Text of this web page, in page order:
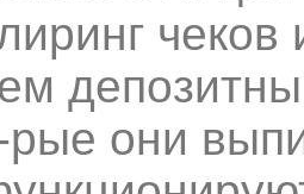
чеков
рые они